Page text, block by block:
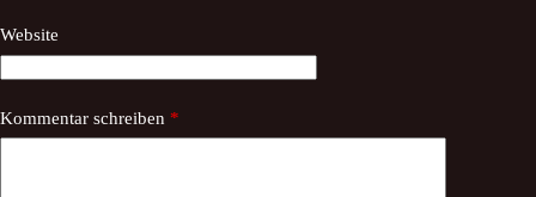
Website
Kommentar schreiben *